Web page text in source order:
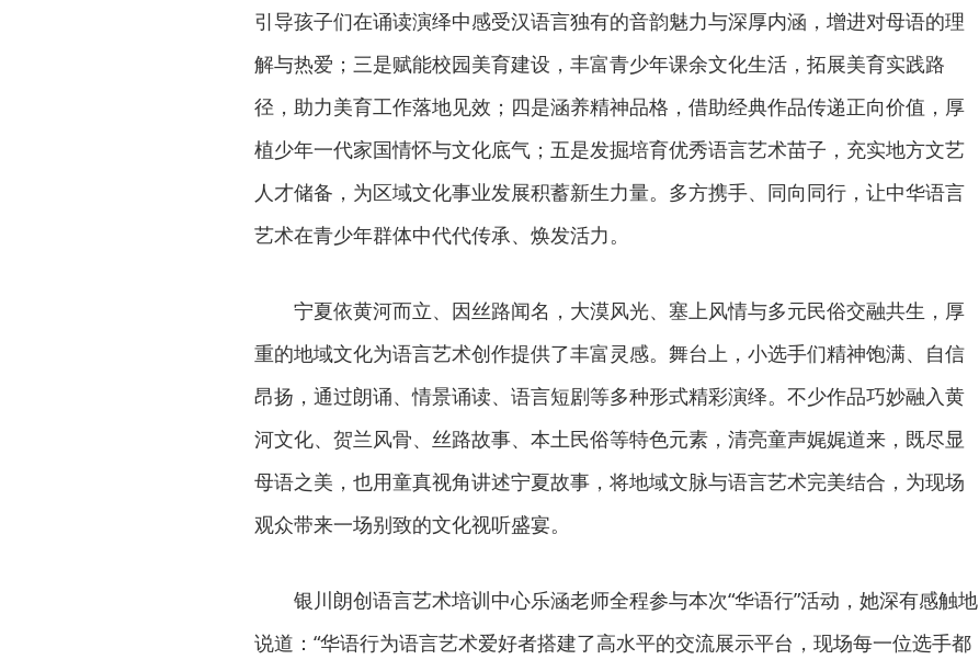
引导孩子们在诵读演绎中感受汉语言独有的音韵魅力与深厚内涵，增进对母语的理
解与热爱；三是赋能校园美育建设，丰富青少年课余文化生活，拓展美育实践路
径，助力美育工作落地见效；四是涵养精神品格，借助经典作品传递正向价值，厚
植少年一代家国情怀与文化底气；五是发掘培育优秀语言艺术苗子，充实地方文艺
人才储备，为区域文化事业发展积蓄新生力量。多方携手、同向同行，让中华语言
艺术在青少年群体中代代传承、焕发活力。
宁夏依黄河而立、因丝路闻名，大漠风光、塞上风情与多元民俗交融共生，厚
重的地域文化为语言艺术创作提供了丰富灵感。舞台上，小选手们精神饱满、自信
昂扬，通过朗诵、情景诵读、语言短剧等多种形式精彩演绎。不少作品巧妙融入黄
河文化、贺兰风骨、丝路故事、本土民俗等特色元素，清亮童声娓娓道来，既尽显
母语之美，也用童真视角讲述宁夏故事，将地域文脉与语言艺术完美结合，为现场
观众带来一场别致的文化视听盛宴。
银川朗创语言艺术培训中心乐涵老师全程参与本次“华语行”活动，她深有感触地
说道：“华语行为语言艺术爱好者搭建了高水平的交流展示平台，现场每一位选手都